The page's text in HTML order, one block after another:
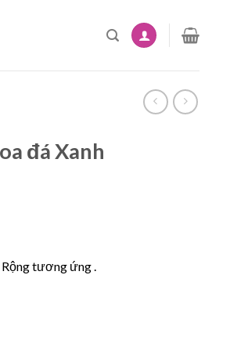
đá Xanh
tương ứng .